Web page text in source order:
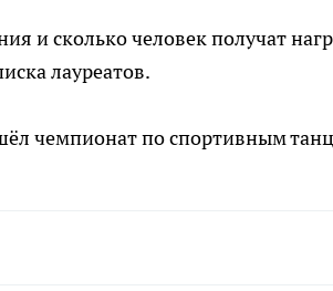
и сколько человек получат
лауреатов.
чемпионат по спортивным